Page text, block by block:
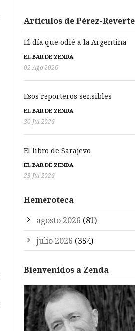
Artículos de Pérez-Reverte
El día que odié a la Argentina
EL BAR DE ZENDA
02 Ago 2026
Esos reporteros sensibles
EL BAR DE ZENDA
30 Jul 2026
El libro de Sarajevo
EL BAR DE ZENDA
23 Jul 2026
Hemeroteca
agosto 2026 (81)
julio 2026 (354)
Bienvenidos a Zenda